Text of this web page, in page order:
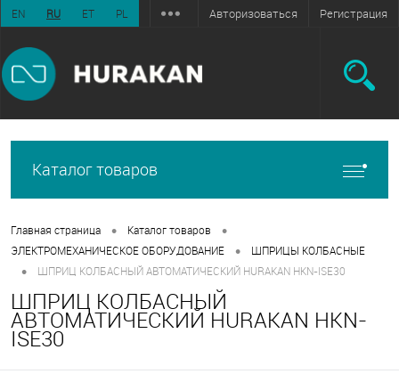
EN RU ET PL Авторизоваться Регистрация
Каталог товаров
Главная страница • Каталог товаров •
ЭЛЕКТРОМЕХАНИЧЕСКОЕ ОБОРУДОВАНИЕ • ШПРИЦЫ КОЛБАСНЫЕ
• ШПРИЦ КОЛБАСНЫЙ АВТОМАТИЧЕСКИЙ HURAKAN HKN-ISE30
ШПРИЦ КОЛБАСНЫЙ
АВТОМАТИЧЕСКИЙ HURAKAN HKN-
ISE30